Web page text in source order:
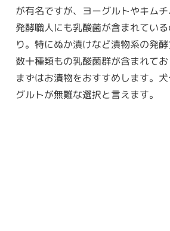
が有名ですが、ヨーグルトやキム
発酵職人にも乳酸菌が含まれてい
り。特にぬか漬けなど漬物系の発
数十種類もの乳酸菌群が含まれて
まずはお漬物をおすすめします。
グルトが無難な選択と言えます。